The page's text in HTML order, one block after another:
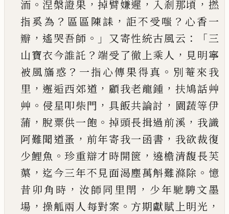
洏 。涅槃證果 ，掉臂嫌遲 ， 入剎那頃 ， 撚
指奚為 ？ 區區陳誄 ， 詎不受嗤 ？ 心香一
瓣 ，遙哭吾師 。」 又寄性統古風云 ：「三
山寶衣今誰託 ？ 端受了徹上乘人 ， 見明寧
被風旛惑 ？ 一指心傳果得真 。 別菴來我
里 ， 邂逅西郊道 ， 顧我老龍鍾 ， 扶鳩話艸
艸 。 侵星叩柴門 ， 具飯共論討 ， 園蔬等伊
蒲 ， 脫粟供一飽 。 掉頭長揖過前溪 ， 我識
阿難聞道蚤 ， 前年寄我一函書 ， 我欲裁復
少鯉魚 。 珍重辯才時開篋 ， 遶檐清馥長芙
蕖 ， 迄今三年不見面渴塵萬斛難滌除 。 憶
昔卯角時 ， 汝師同里閈 ， 少年馳騁文墨
場 ， 操觚兩人每對案 。 方期獻賦上明光 ，